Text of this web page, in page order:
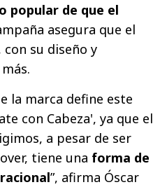
popular de que el
asegura que el
con su diseño y
la marca define este
con Cabeza', ya que el
a pesar de ser
tiene una forma de
”, afirma Óscar